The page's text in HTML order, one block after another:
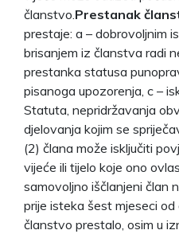
članstvo. Prestanak
prestaje: a – dobrovoljnim
brisanjem iz članstva radi
prestanka statusa
pisanoga upozorenja, c –
Statuta, nepridržavanja
djelovanja kojim se
(2) člana može isključiti
vijeće ili tijelo koje ono
samovoljno iščlanjeni član
prije isteka šest mjeseci od
članstvo prestalo, osim u